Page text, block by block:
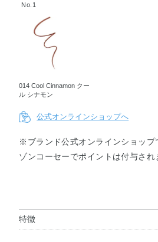
オ
No.1
014 Cool Cinnamon クー
ル シナモン
公式オンラインショップへ
※ブランド公式オンラインショップ
ゾンコーセーでポイントは付与され
特徴